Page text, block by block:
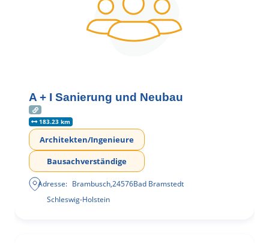
A + I Sanierung und Neubau
183.23 km
Architekten/Ingenieure
Bausachverständige
Adresse: Brambusch,24576Bad Bramstedt
Schleswig-Holstein